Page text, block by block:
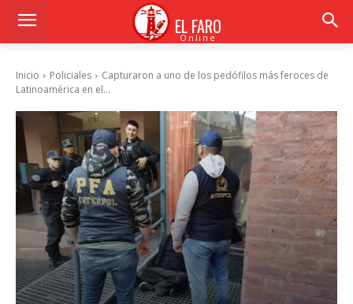
EL FARO
Online
Inicio Policiales
Capturaron a uno de los pedófilos más feroces de
Latinoamérica en el...